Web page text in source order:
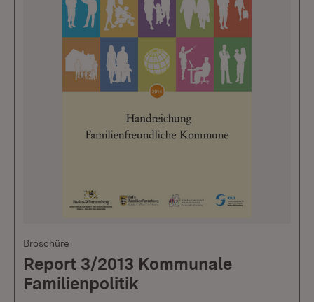
Broschüre
Report 3/2013 Kommunale
Familienpolitik